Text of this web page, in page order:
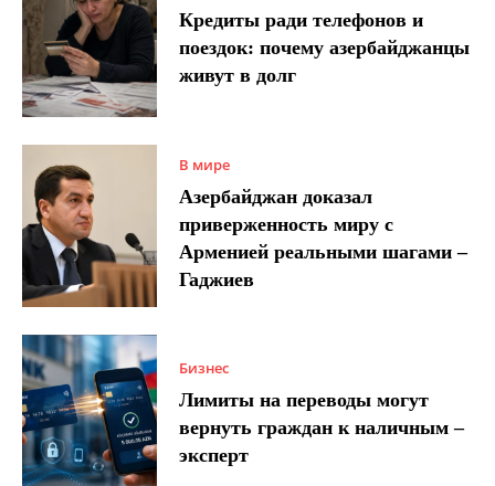
Кредиты ради телефонов и
поездок: почему азербайджанцы
живут в долг
В мире
Азербайджан доказал
приверженность миру с
Арменией реальными шагами –
Гаджиев
Бизнес
Лимиты на переводы могут
вернуть граждан к наличным –
эксперт